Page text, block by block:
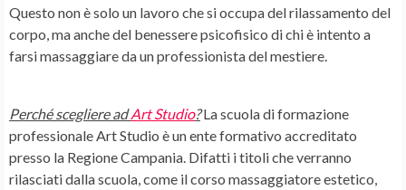
Questo non è solo un lavoro che si occupa del rilassamento del
corpo, ma anche del benessere psicofisico di chi è intento a
farsi massaggiare da un professionista del mestiere.
Perché scegliere adArt Studio?La scuola di formazione
professionale Art Studio è un ente formativo accreditato
presso la Regione Campania. Difatti i titoli che verranno
rilasciati dalla scuola, come il corso massaggiatore estetico,